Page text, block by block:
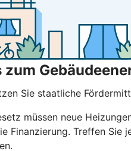
Sie staatliche
müssen neue
Finanzierung. Treffen Sie